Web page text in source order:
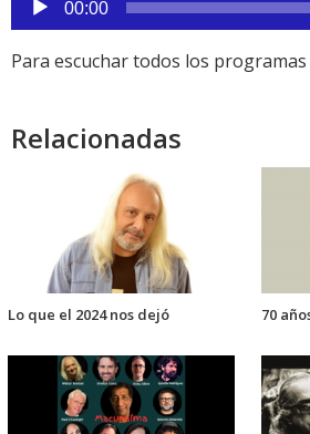
de
audio
00:00
Para escuchar todos los
Relacionadas
Lo que el 2024 nos dejó 70